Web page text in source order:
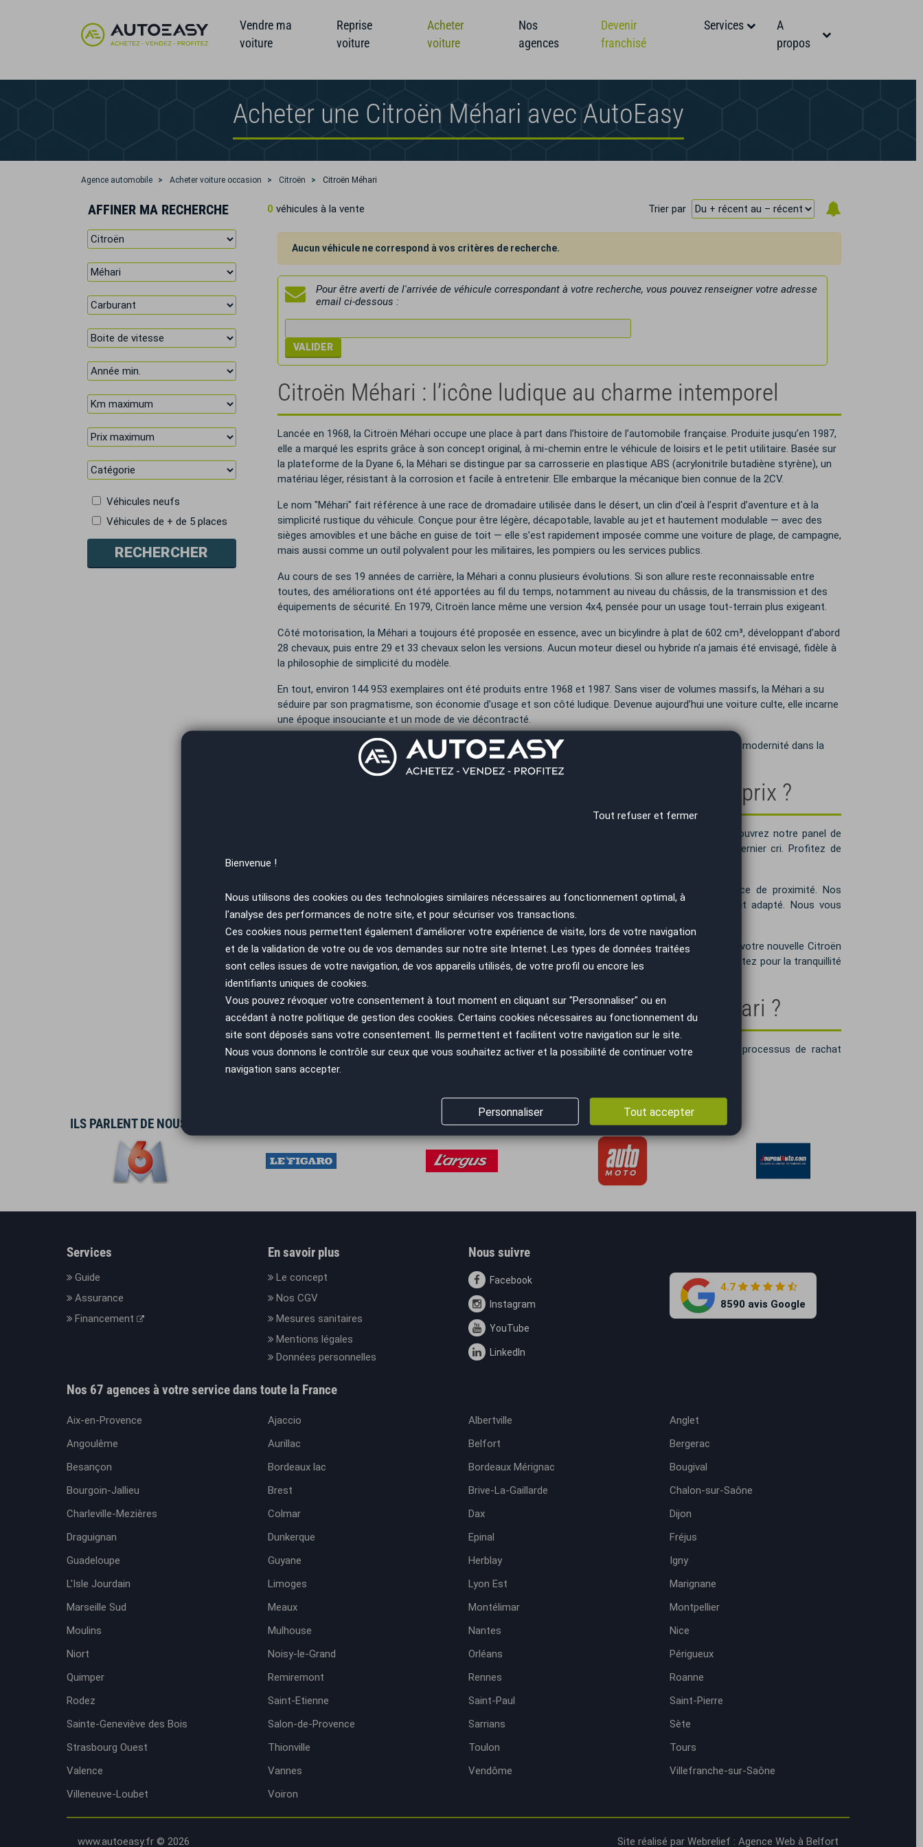
Vendre ma
voiture
Reprise
voiture
Acheter
voiture
Nos
agences
Devenir
franchisé
Services
A
propos
Acheter une Citroën Méhari avec AutoEasy
Agence automobile Acheter voiture occasion Citroën Citroën Méhari
AFFINER MA RECHERCHE
Véhicules neufs
Véhicules de + de 5 places
0 véhicules à la vente Trier par
Aucun véhicule ne correspond à vos critères de recherche.
Pour être averti de l'arrivée de véhicule correspondant à votre recherche, vous pouvez renseigner votre adresse
email ci-dessous :
Citroën Méhari : l’icône ludique au charme intemporel
Lancée en 1968, la Citroën Méhari occupe une place à part dans l’histoire de l’automobile française. Produite jusqu’en 1987,
elle a marqué les esprits grâce à son concept original, à mi-chemin entre le véhicule de loisirs et le petit utilitaire. Basée sur
la plateforme de la Dyane 6, la Méhari se distingue par sa carrosserie en plastique ABS (acrylonitrile butadiène styrène), un
matériau léger, résistant à la corrosion et facile à entretenir. Elle embarque la mécanique bien connue de la 2CV.
Le nom "Méhari" fait référence à une race de dromadaire utilisée dans le désert, un clin d'œil à l’esprit d’aventure et à la
simplicité rustique du véhicule. Conçue pour être légère, décapotable, lavable au jet et hautement modulable — avec des
sièges amovibles et une bâche en guise de toit — elle s’est rapidement imposée comme une voiture de plage, de campagne,
mais aussi comme un outil polyvalent pour les militaires, les pompiers ou les services publics.
Au cours de ses 19 années de carrière, la Méhari a connu plusieurs évolutions. Si son allure reste reconnaissable entre
toutes, des améliorations ont été apportées au fil du temps, notamment au niveau du châssis, de la transmission et des
équipements de sécurité. En 1979, Citroën lance même une version 4x4, pensée pour un usage tout-terrain plus exigeant.
Côté motorisation, la Méhari a toujours été proposée en essence, avec un bicylindre à plat de 602 cm³, développant d’abord
28 chevaux, puis entre 29 et 33 chevaux selon les versions. Aucun moteur diesel ou hybride n’a jamais été envisagé, fidèle à
la philosophie de simplicité du modèle.
En tout, environ 144 953 exemplaires ont été produits entre 1968 et 1987. Sans viser de volumes massifs, la Méhari a su
séduire par son pragmatisme, son économie d’usage et son côté ludique. Devenue aujourd’hui une voiture culte, elle incarne
une époque insouciante et un mode de vie décontracté.
En 2016, Citroën lui rend hommage en lançant la E-Méhari, une version 100 % électrique, symbole de la modernité dans la
continuité de cette icône intemporelle.
Comment trouver une Citroën Méhari au meilleur prix ?
Vous recherchez une Citroën Méhari ? AutoEasy est votre partenaire automobile sur mesure. Découvrez notre panel de
véhicules Citroën Méhari, des occasions méticuleusement inspectées aux modèles neufs 0 km dernier cri. Profitez de
Notre présence sur tout le territoire français, avec plus de 60 agences, vous garantit un service de proximité. Nos
conseillers spécialisés vous accompagneront pour trouver le modèle Citroën Méhari parfaitement adapté. Nous vous
suivons méthodiquement à chaque étape de votre projet d'acquisition.
AutoEasy prend en charge toutes les démarches administratives, vous laissant savourer pleinement votre nouvelle Citroën
Méhari. Vous l'aurez compris, l'achat d'une voiture est simple et sans prise de tête chez AutoEasy. Optez pour la tranquillité
avec AutoEasy.
Pensez-vous à vous séparer de votre Citroën Méhari ?
AutoEasy calcule en temps réel la valeur dereprise de votre Citroën Méhari, sans frais. Notre processus de rachat
personnalisé s'adapte à vos besoins.
ILS PARLENT DE NOUS
Services
Guide
Assurance
Financement
En savoir plus
Le concept
Nos CGV
Mesures sanitaires
Mentions légales
Données personnelles
Nous suivre
Facebook
Instagram
YouTube
LinkedIn
4.7
8590 avis Google
Nos 67 agences à votre service dans toute la France
Aix-en-Provence Ajaccio Albertville
Anglet
Angoulême
Aurillac Belfort
Bergerac
Besançon
Bordeaux lac Bordeaux Mérignac
Bougival
Bourgoin-Jallieu
Brest Brive-La-Gaillarde
Chalon-sur-Saône
Charleville-Mezières
Colmar Dax
Dijon
Draguignan
Dunkerque Epinal
Fréjus
Guadeloupe
Guyane Herblay
Igny
L'Isle Jourdain
Limoges Lyon Est
Marignane
Marseille Sud
Meaux Montélimar
Montpellier
Moulins
Mulhouse Nantes
Nice
Niort
Noisy-le-Grand Orléans
Périgueux
Quimper
Remiremont Rennes
Roanne
Rodez
Saint-Etienne Saint-Paul
Saint-Pierre
Sainte-Geneviève des Bois
Salon-de-Provence Sarrians
Sète
Strasbourg Ouest
Thionville Toulon
Tours
Valence
Vannes Vendôme
Villefranche-sur-Saône
Villeneuve-Loubet
Voiron
www.autoeasy.fr © 2026 Site réalisé par Webrelief : Agence Web à Belfort
Tout refuser et fermer
Bienvenue !
Nous utilisons des cookies ou des technologies similaires nécessaires au fonctionnement optimal, à
l'analyse des performances de notre site, et pour sécuriser vos transactions.
Ces cookies nous permettent également d'améliorer votre expérience de visite, lors de votre navigation
et de la validation de votre ou de vos demandes sur notre site Internet. Les types de données traitées
sont celles issues de votre navigation, de vos appareils utilisés, de votre profil ou encore les
identifiants uniques de cookies.
Vous pouvez révoquer votre consentement à tout moment en cliquant sur "Personnaliser" ou en
accédant à notre politique de gestion des cookies . Certains cookies nécessaires au fonctionnement du
site sont déposés sans votre consentement. Ils permettent et facilitent votre navigation sur le site.
Nous vous donnons le contrôle sur ceux que vous souhaitez activer et la possibilité de continuer votre
navigation sans accepter.
Tout accepter
Personnaliser